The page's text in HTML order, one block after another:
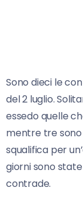
Sono dieci le
del 2 luglio.
essedo quelle
mentre tre
squalifica per
giorni sono
contrade.